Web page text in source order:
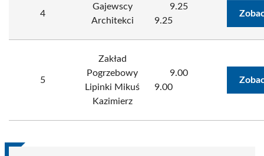
4
Gajewscy
Architekci
9.25
9.25
5
Zakład
Pogrzebowy
Lipinki Mikuś
Kazimierz
9.00
9.00